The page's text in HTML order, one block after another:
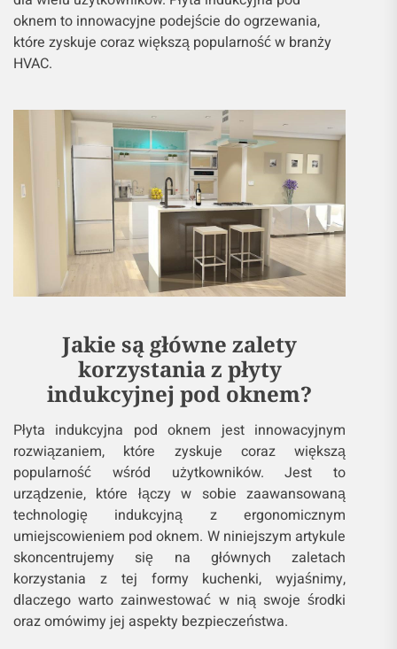
oknem to innowacyjne podejście do ogrzewania,
które zyskuje coraz większą popularność w branży
HVAC.
Jakie są główne zalety
korzystania z płyty
indukcyjnej pod oknem?
Płyta indukcyjna pod oknem jest innowacyjnym
rozwiązaniem, które zyskuje coraz większą
popularność wśród użytkowników. Jest to
urządzenie, które łączy w sobie zaawansowaną
technologię indukcyjną z ergonomicznym
umiejscowieniem pod oknem. W niniejszym artykule
skoncentrujemy się na głównych zaletach
korzystania z tej formy kuchenki, wyjaśnimy,
dlaczego warto zainwestować w nią swoje środki
oraz omówimy jej aspekty bezpieczeństwa.